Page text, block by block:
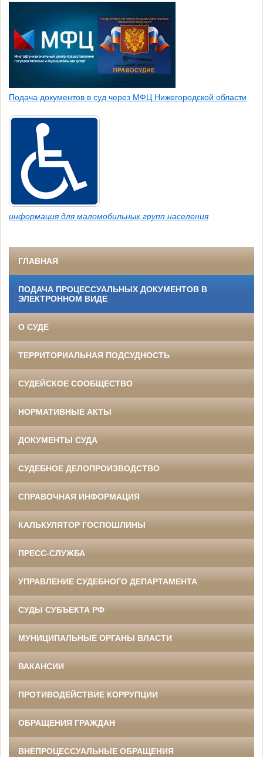
Подача документов в суд через МФЦ Нижегородской области
информация для маломобильных групп населения
ГЛАВНАЯ
ПОДАЧА ПРОЦЕССУАЛЬНЫХ ДОКУМЕНТОВ В
ЭЛЕКТРОННОМ ВИДЕ
О СУДЕ
ТЕРРИТОРИАЛЬНАЯ ПОДСУДНОСТЬ
СУДЕЙСКОЕ СООБЩЕСТВО
НОРМАТИВНЫЕ АКТЫ
ДОКУМЕНТЫ СУДА
СУДЕБНОЕ ДЕЛОПРОИЗВОДСТВО
СПРАВОЧНАЯ ИНФОРМАЦИЯ
КАЛЬКУЛЯТОР ГОСПОШЛИНЫ
ПРЕСС-СЛУЖБА
УПРАВЛЕНИЕ СУДЕБНОГО ДЕПАРТАМЕНТА
СУДЫ СУБЪЕКТА РФ
МУНИЦИПАЛЬНЫЕ ОРГАНЫ ВЛАСТИ
ВАКАНСИИ
ПРОТИВОДЕЙСТВИЕ КОРРУПЦИИ
ОБРАЩЕНИЯ ГРАЖДАН
ВНЕПРОЦЕССУАЛЬНЫЕ ОБРАЩЕНИЯ